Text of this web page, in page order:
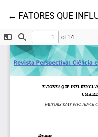
← Voltar aos Detalhes
FATORES QUE